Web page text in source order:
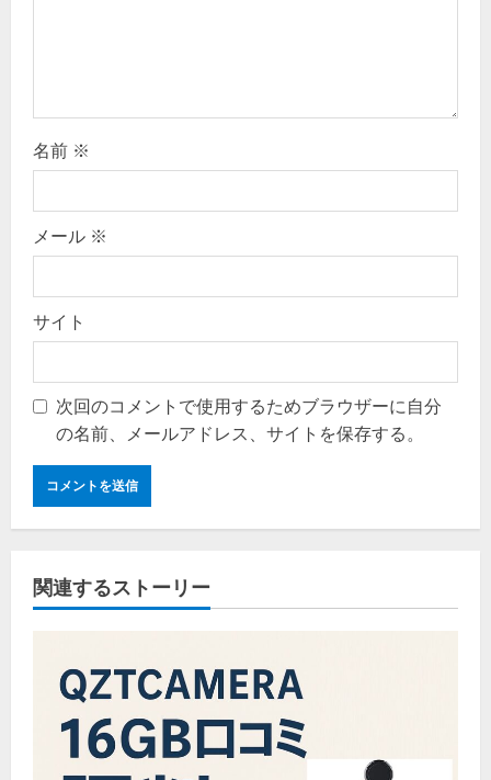
名前 ※
メール ※
サイト
次回のコメントで使用するためブラウザーに自分
の名前、メールアドレス、サイトを保存する。
関連するストーリー